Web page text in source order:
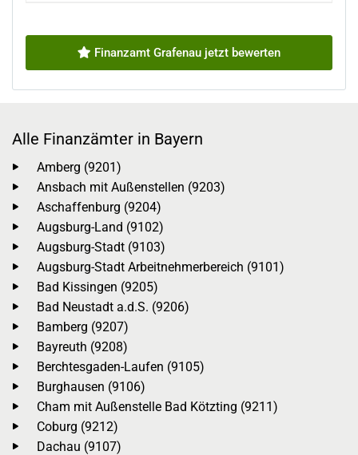
Finanzamt Grafenau jetzt bewerten
Alle Finanzämter in Bayern
Amberg (9201)
Ansbach mit Außenstellen (9203)
Aschaffenburg (9204)
Augsburg-Land (9102)
Augsburg-Stadt (9103)
Augsburg-Stadt Arbeitnehmerbereich (9101)
Bad Kissingen (9205)
Bad Neustadt a.d.S. (9206)
Bamberg (9207)
Bayreuth (9208)
Berchtesgaden-Laufen (9105)
Burghausen (9106)
Cham mit Außenstelle Bad Kötzting (9211)
Coburg (9212)
Dachau (9107)